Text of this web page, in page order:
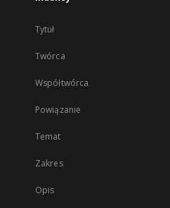
Tytuł
Twórca
Współtwórca
Powiązanie
Temat
Zakres
Opis